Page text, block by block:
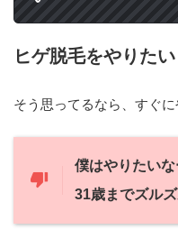
ヒゲ脱毛をやりたい
そう思ってるなら、すぐ
僕はやりたい
31歳までズル